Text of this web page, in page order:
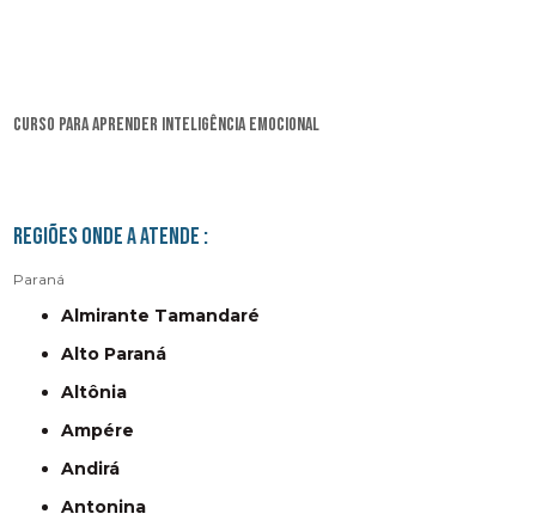
curso para aprender inteligência emocional
Regiões onde a atende :
Paraná
Almirante Tamandaré
Alto Paraná
Altônia
Ampére
Andirá
Antonina